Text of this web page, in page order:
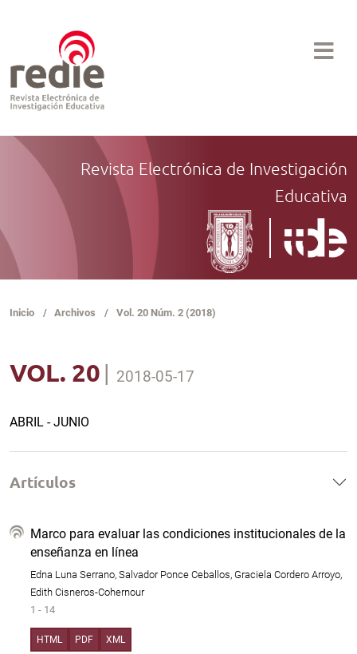
Revista Electrónica de Investigación
Educativa
Inicio / Archivos / Vol. 20 Núm. 2 (2018)
VOL. 20 | 2018-05-17
ABRIL - JUNIO
Artículos
Marco para evaluar las condiciones institucionales de la
enseñanza en línea
Edna Luna Serrano, Salvador Ponce Ceballos, Graciela Cordero Arroyo,
Edith Cisneros-Cohernour
1 - 14
HTML PDF XML